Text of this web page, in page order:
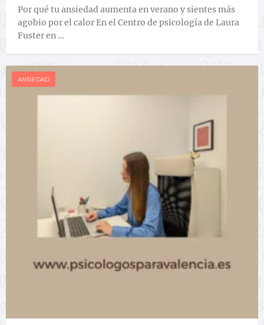
Por qué tu ansiedad aumenta en verano y sientes más
agobio por el calor En el Centro de psicología de Laura
Fuster en …
ANSIEDAD